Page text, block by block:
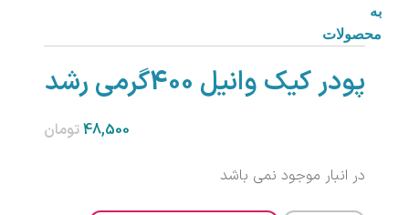
به
محصولات
پودر کیک وانیل 400گرمی رشد
تومان
در انبار موجود نمی باشد